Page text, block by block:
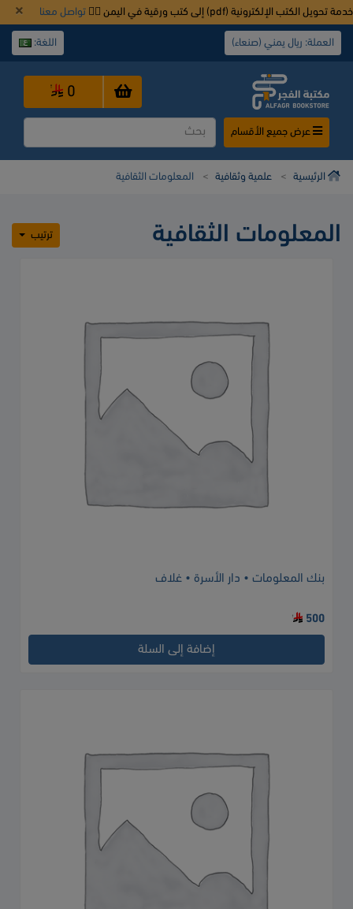
خدمة تحويل الكتب الإلكترونية (pdf) إلى كتب ورقية في اليمن 👈🏿 تواصل معنا
العملة: ريال يمني (صنعاء) اللغة:
عرض جميع الأقسام
0
الرئيسية علمية وثقافية المعلومات الثقافية
المعلومات الثقافية ترتيب
بنك المعلومات • دار الأسرة • غلاف
500
إضافة إلى السلة